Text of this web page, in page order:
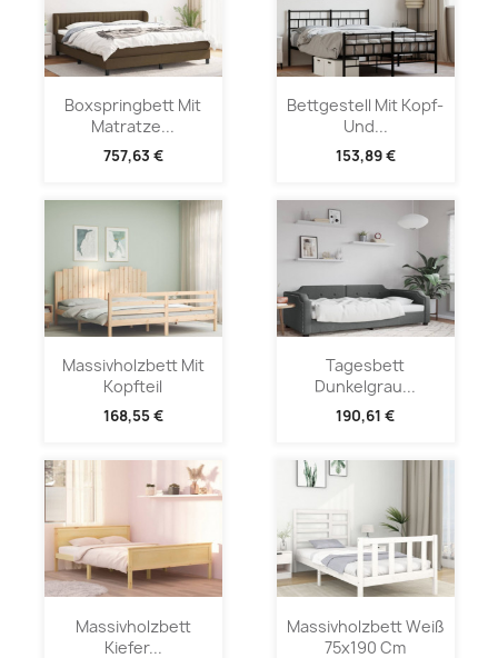
Boxspringbett Mit
Matratze...
757,63 €
Bettgestell Mit Kopf-
Und...
153,89 €
Massivholzbett Mit
Kopfteil
168,55 €
Tagesbett
Dunkelgrau...
190,61 €
Massivholzbett
Kiefer...
Massivholzbett Weiß
75x190 Cm